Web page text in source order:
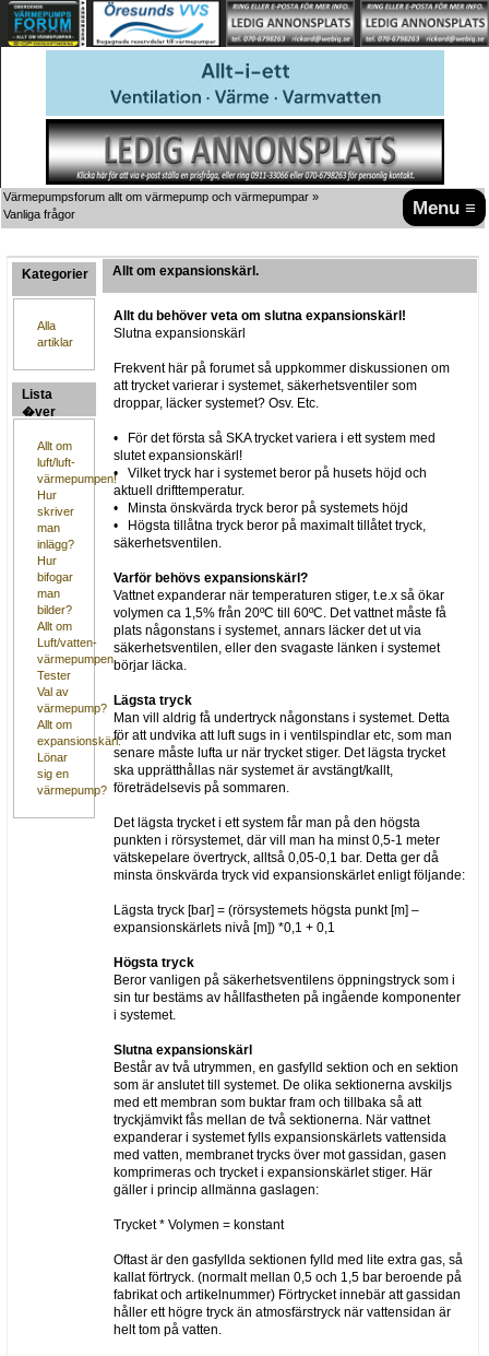
Menu ≡
Värmepumpsforum allt om värmepump och värmepumpar »
Vanliga frågor
Kategorier
Alla
artiklar
Lista
�ver
Allt om
luft/luft-
värmepumpen!
Hur
skriver
man
inlägg?
Hur
bifogar
man
bilder?
Allt om
Luft/vatten-
värmepumpen
Tester
Val av
värmepump?
Allt om
expansionskärl.
Lönar
sig en
värmepump?
Allt om expansionskärl.
Allt du behöver veta om slutna expansionskärl!
Slutna expansionskärl
Frekvent här på forumet så uppkommer diskussionen om
att trycket varierar i systemet, säkerhetsventiler som
droppar, läcker systemet? Osv. Etc.
• För det första så SKA trycket variera i ett system med
slutet expansionskärl!
• Vilket tryck har i systemet beror på husets höjd och
aktuell drifttemperatur.
• Minsta önskvärda tryck beror på systemets höjd
• Högsta tillåtna tryck beror på maximalt tillåtet tryck,
säkerhetsventilen.
Varför behövs expansionskärl?
Vattnet expanderar när temperaturen stiger, t.e.x så ökar
volymen ca 1,5% från 20ºC till 60ºC. Det vattnet måste få
plats någonstans i systemet, annars läcker det ut via
säkerhetsventilen, eller den svagaste länken i systemet
börjar läcka.
Lägsta tryck
Man vill aldrig få undertryck någonstans i systemet. Detta
för att undvika att luft sugs in i ventilspindlar etc, som man
senare måste lufta ur när trycket stiger. Det lägsta trycket
ska upprätthållas när systemet är avstängt/kallt,
företrädelsevis på sommaren.
Det lägsta trycket i ett system får man på den högsta
punkten i rörsystemet, där vill man ha minst 0,5-1 meter
vätskepelare övertryck, alltså 0,05-0,1 bar. Detta ger då
minsta önskvärda tryck vid expansionskärlet enligt följande:
Lägsta tryck [bar] = (rörsystemets högsta punkt [m] –
expansionskärlets nivå [m]) *0,1 + 0,1
Högsta tryck
Beror vanligen på säkerhetsventilens öppningstryck som i
sin tur bestäms av hållfastheten på ingående komponenter
i systemet.
Slutna expansionskärl
Består av två utrymmen, en gasfylld sektion och en sektion
som är anslutet till systemet. De olika sektionerna avskiljs
med ett membran som buktar fram och tillbaka så att
tryckjämvikt fås mellan de två sektionerna. När vattnet
expanderar i systemet fylls expansionskärlets vattensida
med vatten, membranet trycks över mot gassidan, gasen
komprimeras och trycket i expansionskärlet stiger. Här
gäller i princip allmänna gaslagen:
Trycket * Volymen = konstant
Oftast är den gasfyllda sektionen fylld med lite extra gas, så
kallat förtryck. (normalt mellan 0,5 och 1,5 bar beroende på
fabrikat och artikelnummer) Förtrycket innebär att gassidan
håller ett högre tryck än atmosfärstryck när vattensidan är
helt tom på vatten.